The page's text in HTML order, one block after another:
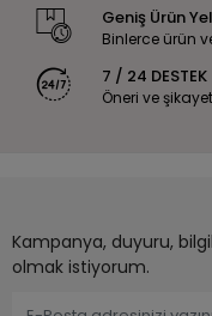
Geniş Ürün
Binlerce ürün
7 / 24 DESTEK
Öneri ve
Kampanya, duyuru,
olmak istiyorum.